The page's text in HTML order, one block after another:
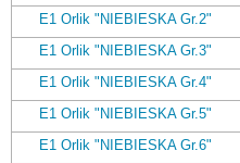
E1 Orlik "NIEBIESKA Gr.2"
E1 Orlik "NIEBIESKA Gr.3"
E1 Orlik "NIEBIESKA Gr.4"
E1 Orlik "NIEBIESKA Gr.5"
E1 Orlik "NIEBIESKA Gr.6"